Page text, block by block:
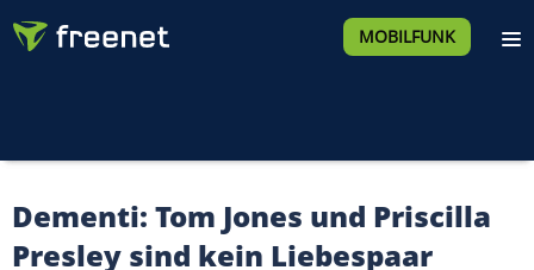
MOBILFUNK
Dementi: Tom Jones und Priscilla
Presley sind kein Liebespaar